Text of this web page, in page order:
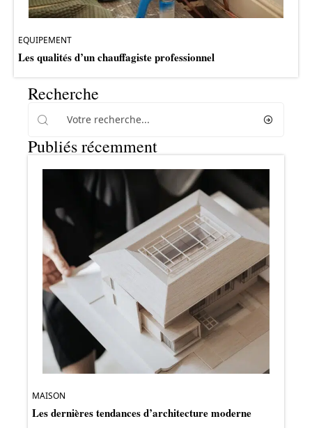
EQUIPEMENT
Les qualités d’un chauffagiste professionnel
Recherche
Publiés récemment
MAISON
Les dernières tendances d’architecture moderne